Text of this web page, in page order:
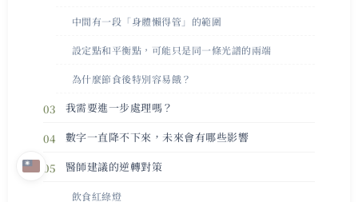
中間有一段「身體懶得管」的範圍
設定點和平衡點，可能只是同一條光譜的兩端
為什麼節食後特別容易餓？
我需要進一步處理嗎？
數字一直降不下來，未來會有哪些影響
醫師建議的逆轉對策
飲食紅綠燈